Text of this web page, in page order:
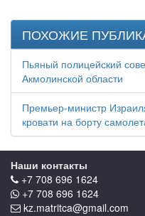
ПОХОЖИЕ
Пьяный полицейский
Акмолинской области
Премьер-министр
кровати на борту
Наши контакты
+7 708 696 1624
+7 708 696 1624
kz.matritca@gmail.com